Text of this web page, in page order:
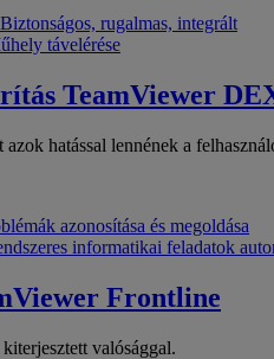
Biztonságos, rugalmas, integrált
távelérése
TeamViewer
hatással lennének a
azonosítása és megoldása
informatikai feladatok
Frontline
valósággal.